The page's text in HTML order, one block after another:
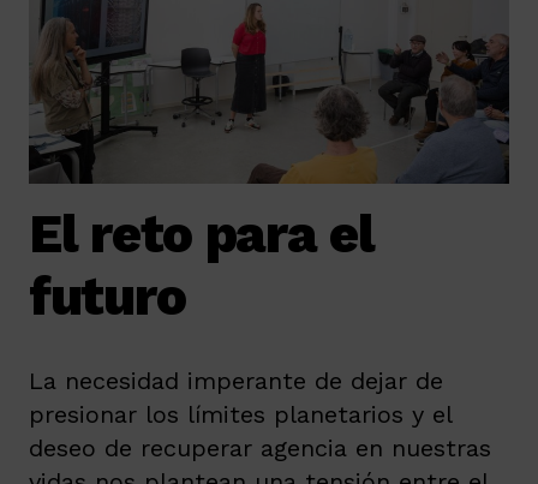
El reto para el
futuro
La necesidad imperante de dejar de
presionar los límites planetarios y el
deseo de recuperar agencia en nuestras